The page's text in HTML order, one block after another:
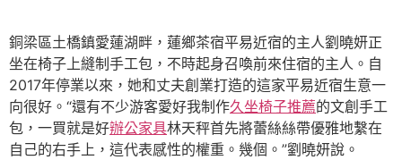
銅梁區土橋鎮愛蓮湖畔，蓮鄉茶宿平易近宿的主人劉曉妍正
坐在椅子上縫制手工包，不時起身召喚前來住宿的主人。自
2017年停業以來，她和丈夫創業打造的這家平易近宿生意一
向很好。“還有不少游客愛好我制作久坐椅子推薦的文創手工
包，一買就是好辦公家具林天秤首先將蕾絲絲帶優雅地繫在
自己的右手上，這代表感性的權重。幾個。”劉曉妍說。